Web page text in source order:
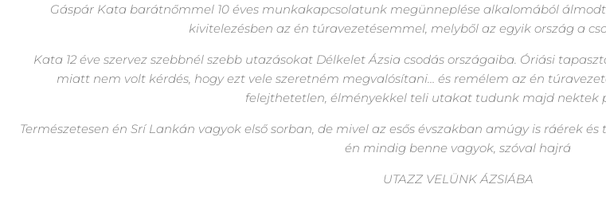
Gáspár Kata barátnőmmel 10 éves munkakapcsolatunk megünneplése alkalomából
kivitelezésben az én túravezetésemmel, melyből az egyik ország a
Kata 12 éve szervez szebbnél szebb utazásokat Délkelet Ázsia csodás országaiba. Óriási
miatt nem volt kérdés, hogy ezt vele szeretném megvalósítani… és remélem az én
felejthetetlen, élményekkel teli utakat tudunk majd nektek
Természetesen én Srí Lankán vagyok első sorban, de mivel az esős évszakban amúgy is ráérek
én mindig benne vagyok, szóval hajrá
UTAZZ VELÜNK ÁZSIÁBA